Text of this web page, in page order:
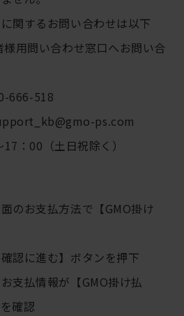
関するお問い合わせは以下
用問い合わせ窓口へお問い合
666-518
ps.com
：00（土日祝除く）
のお支払方法で【GMO掛け
認に進む】ボタンを押下
支払情報が【GMO掛け払
確認